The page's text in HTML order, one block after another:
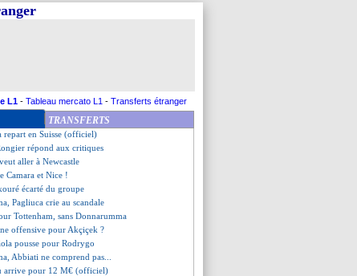
L1 - Tableau mercato L1 - Transferts étranger
TRANSFERTS
prêté à Everton (officiel)
veut revenir
à un adducteur
repart en Suisse (officiel)
répond aux critiques
aller à Newcastle
Camara et Nice !
écarté du groupe
Pagliuca crie au scandale
Tottenham, sans Donnarumma
offensive pour Akçiçek ?
pousse pour Rodrygo
Abbiati ne comprend pas...
arrive pour 12 M€ (officiel)